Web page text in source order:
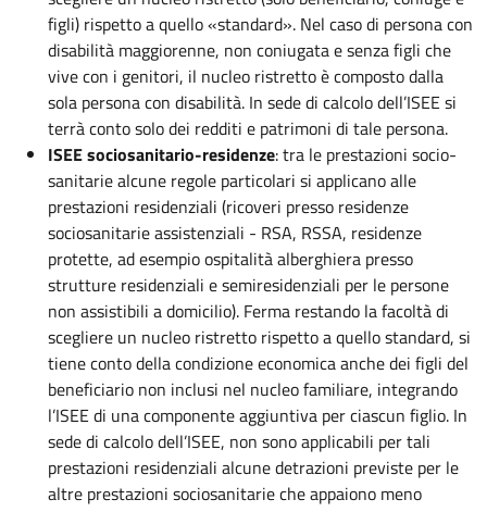
figli) rispetto a quello «standard». Nel caso di persona con
disabilità maggiorenne, non coniugata e senza figli che
vive con i genitori, il nucleo ristretto è composto dalla
sola persona con disabilità. In sede di calcolo dell’ISEE si
terrà conto solo dei redditi e patrimoni di tale persona.
ISEE sociosanitario-residenze: tra le prestazioni socio-
sanitarie alcune regole particolari si applicano alle
prestazioni residenziali (ricoveri presso residenze
sociosanitarie assistenziali - RSA, RSSA, residenze
protette, ad esempio ospitalità alberghiera presso
strutture residenziali e semiresidenziali per le persone
non assistibili a domicilio). Ferma restando la facoltà di
scegliere un nucleo ristretto rispetto a quello standard, si
tiene conto della condizione economica anche dei figli del
beneficiario non inclusi nel nucleo familiare, integrando
l’ISEE di una componente aggiuntiva per ciascun figlio. In
sede di calcolo dell’ISEE, non sono applicabili per tali
prestazioni residenziali alcune detrazioni previste per le
altre prestazioni sociosanitarie che appaiono meno